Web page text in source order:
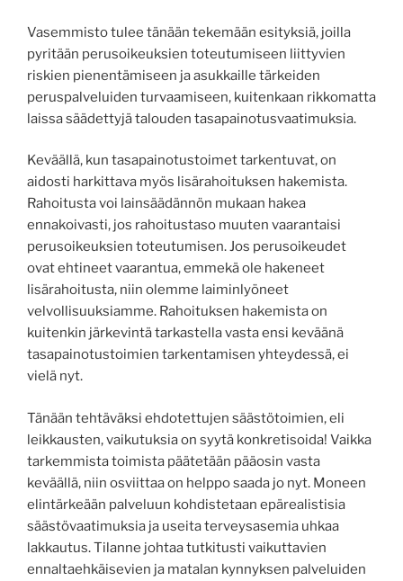
Vasemmisto tulee tänään tekemään esityksiä, joilla
pyritään perusoikeuksien toteutumiseen liittyvien
riskien pienentämiseen ja asukkaille tärkeiden
peruspalveluiden turvaamiseen, kuitenkaan rikkomatta
laissa säädettyjä talouden tasapainotusvaatimuksia.
Keväällä, kun tasapainotustoimet tarkentuvat, on
aidosti harkittava myös lisärahoituksen hakemista.
Rahoitusta voi lainsäädännön mukaan hakea
ennakoivasti, jos rahoitustaso muuten vaarantaisi
perusoikeuksien toteutumisen. Jos perusoikeudet
ovat ehtineet vaarantua, emmekä ole hakeneet
lisärahoitusta, niin olemme laiminlyöneet
velvollisuuksiamme. Rahoituksen hakemista on
kuitenkin järkevintä tarkastella vasta ensi keväänä
tasapainotustoimien tarkentamisen yhteydessä, ei
vielä nyt.
Tänään tehtäväksi ehdotettujen säästötoimien, eli
leikkausten, vaikutuksia on syytä konkretisoida! Vaikka
tarkemmista toimista päätetään pääosin vasta
keväällä, niin osviittaa on helppo saada jo nyt. Moneen
elintärkeään palveluun kohdistetaan epärealistisia
säästövaatimuksia ja useita terveysasemia uhkaa
lakkautus. Tilanne johtaa tutkitusti vaikuttavien
ennaltaehkäisevien ja matalan kynnyksen palveluiden